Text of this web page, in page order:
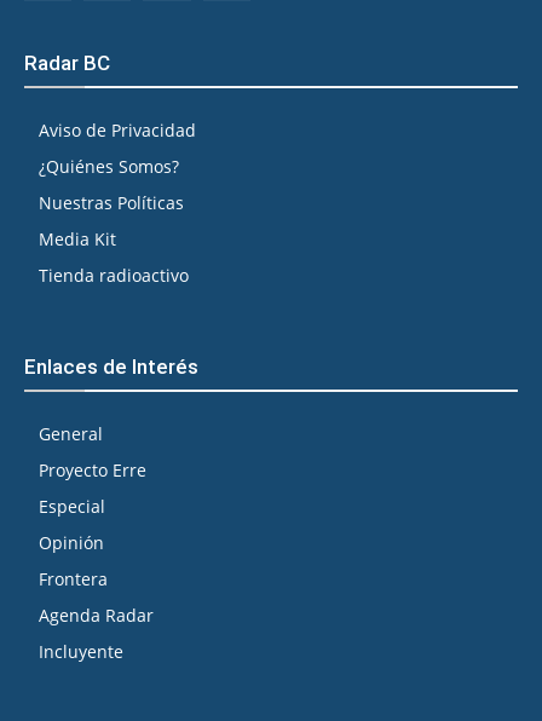
Radar BC
Aviso de Privacidad
¿Quiénes Somos?
Nuestras Políticas
Media Kit
Tienda radioactivo
Enlaces de Interés
General
Proyecto Erre
Especial
Opinión
Frontera
Agenda Radar
Incluyente